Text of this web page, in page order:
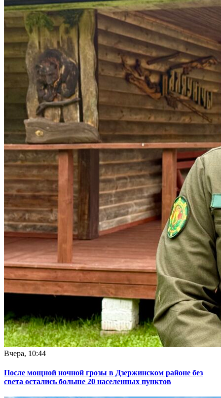
Вчера, 10:44
После мощной ночной грозы в Дзержинском районе без
света остались больше 20 населенных пунктов